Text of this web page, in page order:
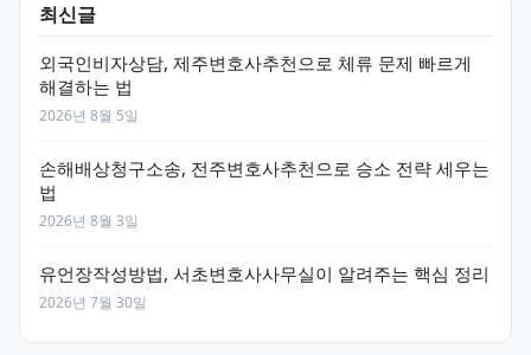
최신글
외국인비자상담, 제주변호사추천으로 체류 문제 빠르게
해결하는 법
2026년 8월 5일
손해배상청구소송, 전주변호사추천으로 승소 전략 세우는
법
2026년 8월 3일
유언장작성방법, 서초변호사사무실이 알려주는 핵심 정리
2026년 7월 30일